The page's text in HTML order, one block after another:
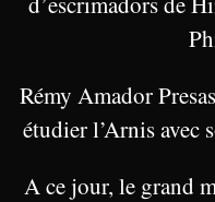
Rémy Amador
étudier l’Arnis avec
A ce jour, le grand